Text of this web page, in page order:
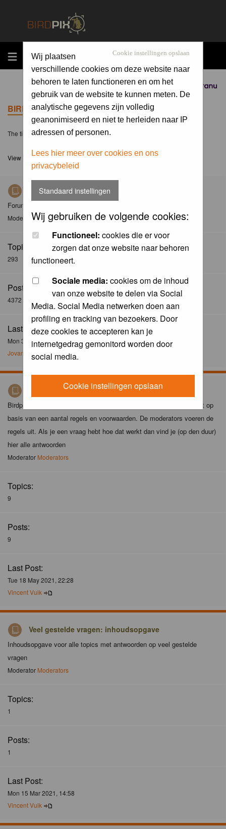
MENU
Sponsored by
Cookie instellingen opslaan
Wij plaatsen
verschillende cookies om deze website naar
behoren te laten functioneren en om het
gebruik van de website te kunnen meten. De
analytische gegevens zijn volledig
geanonimiseerd en niet te herleiden naar IP
adressen of personen.
Lees hier meer over cookies en ons
privacybeleid
Standaard instellingen
Wij gebruiken de volgende cookies:
Functioneel: cookies die er voor
zorgen dat onze website naar behoren
functioneert.
Sociale media: cookies om de inhoud
van onze website te delen via Social
Media. Social Media netwerken doen aan
profiling en tracking van bezoekers. Door
deze cookies te accepteren kan je
internetgedrag gemonitord worden door
social media.
Cookie instellingen opslaan
BIRDPIX.NL FORUM INDEX
The time now is Mon 10 Aug 2026, 8:50
View unanswered posts
Nieuws
Forum met nieuwsberichten over Birdpix
ModeratorModerators
Topics:
293
Posts:
4372
Last Post:
Mon 30 Dec 2024, 21:02
Jovanzo
Birdpix spelregels
Birdpix is niet zomaar een foto-site. Het plaatsen van foto's gebeurt op
basis van een aantal regels en voorwaarden. De moderators voeren de
regels uit. Als je een vraag hebt hoe dat werkt dan vind je (op den duur)
hier alle antwoorden
Moderator Moderators
Topics:
9
Posts:
9
Last Post:
Tue 18 May 2021, 22:28
Vincent Vuik
Veel gestelde vragen: inhoudsopgave
Inhoudsopgave voor alle topics met antwoorden op veel gestelde
vragen
Moderator Moderators
Topics:
1
Posts:
1
Last Post:
Mon 15 Mar 2021, 14:58
Vincent Vuik